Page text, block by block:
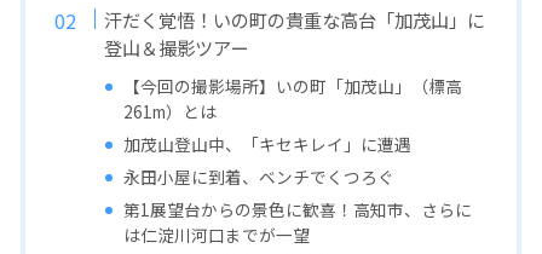
汗だく覚悟！いの町の貴重な高台「加茂山」に
登山＆撮影ツアー
【今回の撮影場所】いの町「加茂山」（標高
261m）とは
加茂山登山中、「キセキレイ」に遭遇
永田小屋に到着、ベンチでくつろぐ
第1展望台からの景色に歓喜！高知市、さらに
は仁淀川河口までが一望